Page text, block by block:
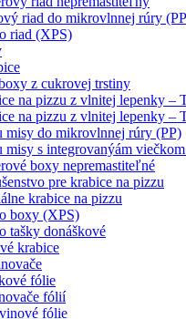
riad do mikrovlnnej rúry
riad (XPS)
z cukrovej trstiny
na pizzu z vlnitej lepenky –
na pizzu z vlnitej lepenky –
misy do mikrovlnnej rúry (PP)
misy s integrovanýám
boxy nepremastiteľné
pre krabice na pizzu
krabice na pizzu
boxy (XPS)
tašky donáškové
krabice
fólie
fólií
fólie